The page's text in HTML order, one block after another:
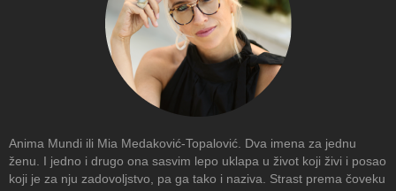
Anima Mundi ili Mia Medaković-Topalović. Dva imena za jednu
ženu. I jedno i drugo ona sasvim lepo uklapa u život koji živi i posao
koji je za nju zadovoljstvo, pa ga tako i naziva. Strast prema čoveku